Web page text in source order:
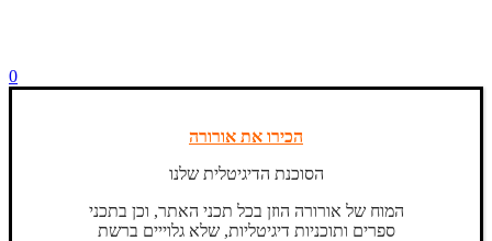
0
הכירו את אורורה
הסוכנת הדיגיטלית שלנו
המוח של אורורה הוזן בכל תכני האתר, וכן בתכני
ספרים ותוכניות דיגיטליות, שלא גלוייים ברשת